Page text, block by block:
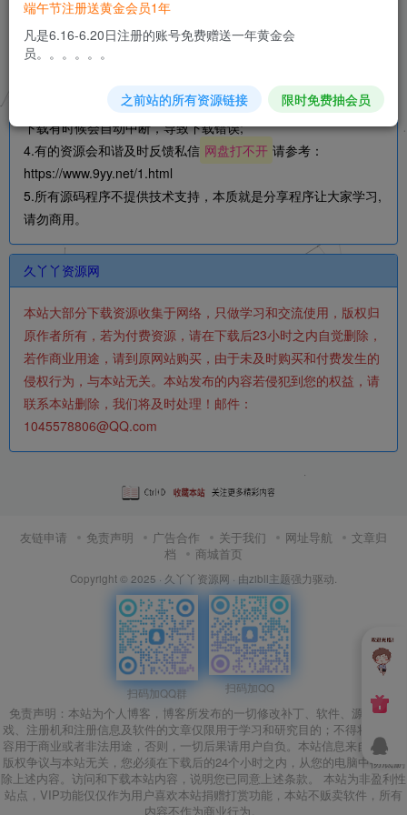
1.压缩包解压密码： 文章内包含密码丨www.gopojie.com丨
www.9yy.net丨压缩包注释 ;
2.下载后文件若为压缩包格式，请安装7Z软件或者其它压缩软件
3.文件比较大的时候，建议使用IDM下载工具进行下载，浏览器
下载有时候会自动中断，导致下载错误;
4.有的资源会和谐及时反馈私信 网盘打不开 请参考：
https://www.9yy.net/1.html
5.所有源码程序不提供技术支持，本质就是分享程序让大家学习,
请勿商用。
久丫丫资源网
本站大部分下载资源收集于网络，只做学习和交流使用，版权归
原作者所有，若为付费资源，请在下载后23小时之内自觉删除，
若作商业用途，请到原网站购买，由于未及时购买和付费发生的
侵权行为，与本站无关。本站发布的内容若侵犯到您的权益，请
联系本站删除，我们将及时处理！邮件：
1045578806@QQ.com
友链申请 免责声明 广告合作 关于我们 网址导航
文章归
档
商城首页
Copyright © 2025 · 久丫丫资源网 · 由zibll主题强力驱动.
扫码加QQ群 扫码加QQ
免责声明：本站为个人博客，博客所发布的一切修改补丁、软件、源码、游
戏、注册机和注册信息及软件的文章仅限用于学习和研究目的；不得将上述内
容用于商业或者非法用途，否则，一切后果请用户自负。本站信息来自网络，
版权争议与本站无关，您必须在下载后的24个小时之内，从您的电脑中彻底删
除上述内容。访问和下载本站内容，说明您已同意上述条款。 本站为非盈利性
站点，VIP功能仅仅作为用户喜欢本站捐赠打赏功能，本站不贩卖软件，所有
内容不作为商业行为。
端午节注册送黄金会员1年
凡是6.16-6.20日注册的账号免费赠送一年黄金会
员。。。。。。
之前站的所有资源链接 限时免费抽会员